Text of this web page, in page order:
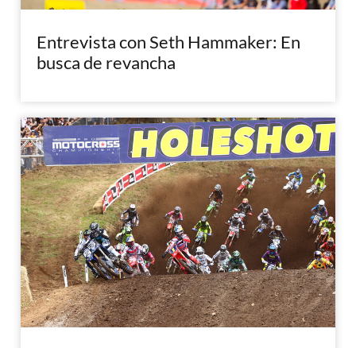
Entrevista con Seth Hammaker: En
busca de revancha